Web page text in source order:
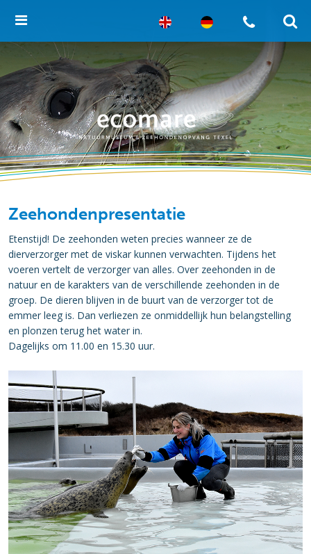
Zeehondenpresentatie
Etenstijd! De zeehonden weten precies wanneer ze de
dierverzorger met de viskar kunnen verwachten. Tijdens het
voeren vertelt de verzorger van alles. Over zeehonden in de
natuur en de karakters van de verschillende zeehonden in de
groep. De dieren blijven in de buurt van de verzorger tot de
emmer leeg is. Dan verliezen ze onmiddellijk hun belangstelling
en plonzen terug het water in.
Dagelijks om 11.00 en 15.30 uur.